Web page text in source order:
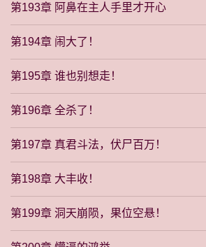
第193章 阿鼻在主人手里才开心
第194章 闹大了！
第195章 谁也别想走！
第196章 全杀了！
第197章 真君斗法，伏尸百万！
第198章 大丰收！
第199章 洞天崩陨，果位空悬！